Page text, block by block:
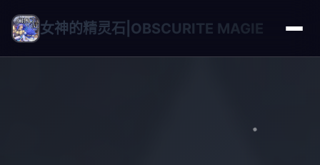
女神的精灵石|OBSCURITE MAGIE